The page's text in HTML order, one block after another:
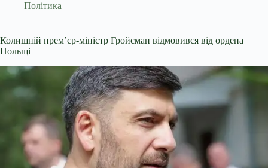
Політика
Колишній прем’єр-міністр Гройсман відмовився від ордена
Польщі